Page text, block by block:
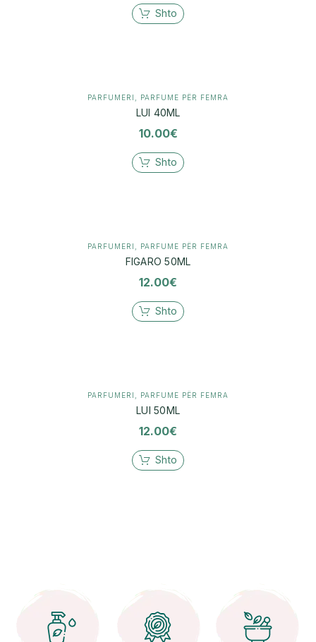
Shto
PARFUMERI PARFUME PËR FEMRA
LUI 40ML
10.00€
Shto
PARFUMERI PARFUME PËR FEMRA
FIGARO 50ML
12.00€
Shto
PARFUMERI PARFUME PËR FEMRA
LUI 50ML
12.00€
Shto